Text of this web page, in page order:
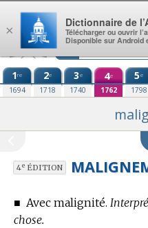
Aller au contenu
1re
1694
2e
1718
3e
1740
4e
1762
5e
1798
4eÉDITION
■ Avec malignité.
chose.
×
Dictionnaire de
Télécharger ou ouvrir
Disponible sur Android